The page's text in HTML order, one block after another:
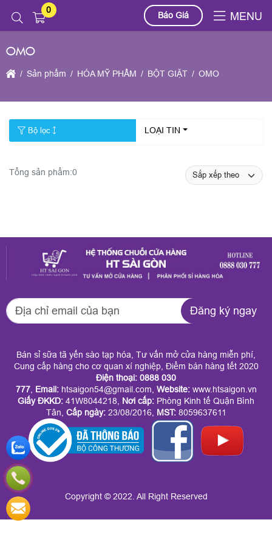
0
Báo Giá MENU
OMO
Sản phẩm HÓA MỸ PHẨM BỘT GIẶT OMO
Bộ lọc LOẠI TIN
Tổng sản phẩm:0
Đăng ký ngay
Bán sỉ sữa tã yến sào tạp hóa, Tư vấn mở cửa hàng miễn phí,
Cung cấp hàng cho cơ quan xí nghiệp, Điểm bán hàng tết 2020
Điện thoại: 0888 030
777, Email:htsaigon54@gmail.com, Website:www.htsaigon.vn
Giấy ĐKKD: 41W8044218, Nơi cấp: Phòng Kinh tế Quận Bình
Tân, Cấp ngày:23/08/2016, MST:8059637611
Copyright © 2022. All Right Reserved